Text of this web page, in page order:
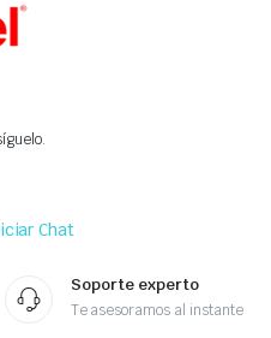
Chat
Soporte experto
Te asesoramos al instante